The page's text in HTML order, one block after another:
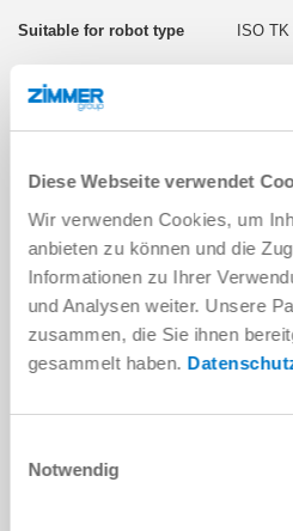
Diese Webseite verwendet
Wir verwenden Cookies, um
anbieten zu können und die
Informationen zu Ihrer
und Analysen weiter. Unsere
zusammen, die Sie ihnen
gesammelt haben.
Notwendig
ISO TK
IO-Link
LWR50F-00-06-A
ISO TK